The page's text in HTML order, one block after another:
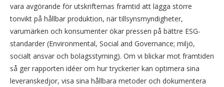
vara avgörande för utskrifternas framtid att lägga större
tonvikt på hållbar produktion, när tillsynsmyndigheter,
varumärken och konsumenter ökar pressen på bättre ESG-
standarder (Environmental, Social and Governance; miljö,
socialt ansvar och bolagsstyrning). Om vi blickar mot framtiden
så ger rapporten idéer om hur tryckerier kan optimera sina
leveranskedjor, visa sina hållbara metoder och dokumentera